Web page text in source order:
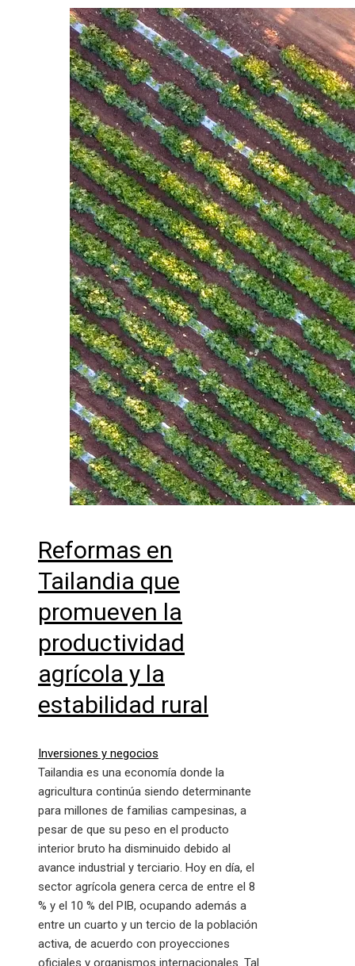
Reformas en
Tailandia que
promueven la
productividad
agrícola y la
estabilidad rural
Inversiones y negocios
Tailandia es una economía donde la
agricultura continúa siendo determinante
para millones de familias campesinas, a
pesar de que su peso en el producto
interior bruto ha disminuido debido al
avance industrial y terciario. Hoy en día, el
sector agrícola genera cerca de entre el 8
% y el 10 % del PIB, ocupando además a
entre un cuarto y un tercio de la población
activa, de acuerdo con proyecciones
oficiales y organismos internacionales. Tal